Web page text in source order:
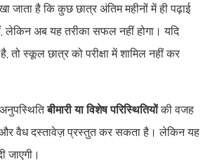
जाता है कि कुछ छात्र अंतिम महीनों में ही पढ़ाई
लेकिन अब यह तरीका सफल नहीं होगा। यदि
स्कूल छात्र को परीक्षा में शामिल नहीं कर
अनुपस्थितिबीमारी या विशेष परिस्थितियोंकी वजह
और वैध दस्तावेज़ प्रस्तुत कर सकता है। लेकिन यह
जाएगी।